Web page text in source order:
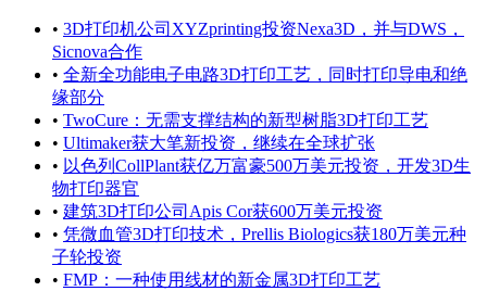
• 3D打印机公司XYZprinting投资Nexa3D，并与DWS，
Sicnova合作
• 全新全功能电子电路3D打印工艺，同时打印导电和绝
缘部分
• TwoCure：无需支撑结构的新型树脂3D打印工艺
• Ultimaker获大笔新投资，继续在全球扩张
• 以色列CollPlant获亿万富豪500万美元投资，开发3D生
物打印器官
• 建筑3D打印公司Apis Cor获600万美元投资
• 凭微血管3D打印技术，Prellis Biologics获180万美元种
子轮投资
• FMP：一种使用线材的新金属3D打印工艺